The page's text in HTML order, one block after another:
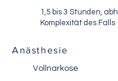
1,5 bis 3 Stunden,
Komplexität des Falls
Anästhesie
Vollnarkose